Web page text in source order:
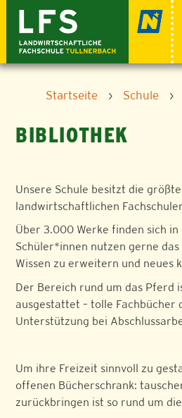
content
Startseite › Schule ›
BIBLIOTHEK
Unsere Schule besitzt die
landwirtschaftlichen
Über 3.000 Werke finden sich in
Schüler*innen nutzen gerne
Wissen zu erweitern und neues
Der Bereich rund um das Pferd
ausgestattet – tolle Fachbücher
Unterstützung bei
Um ihre Freizeit sinnvoll zu
offenen Bücherschrank:
zurückbringen ist so rund um